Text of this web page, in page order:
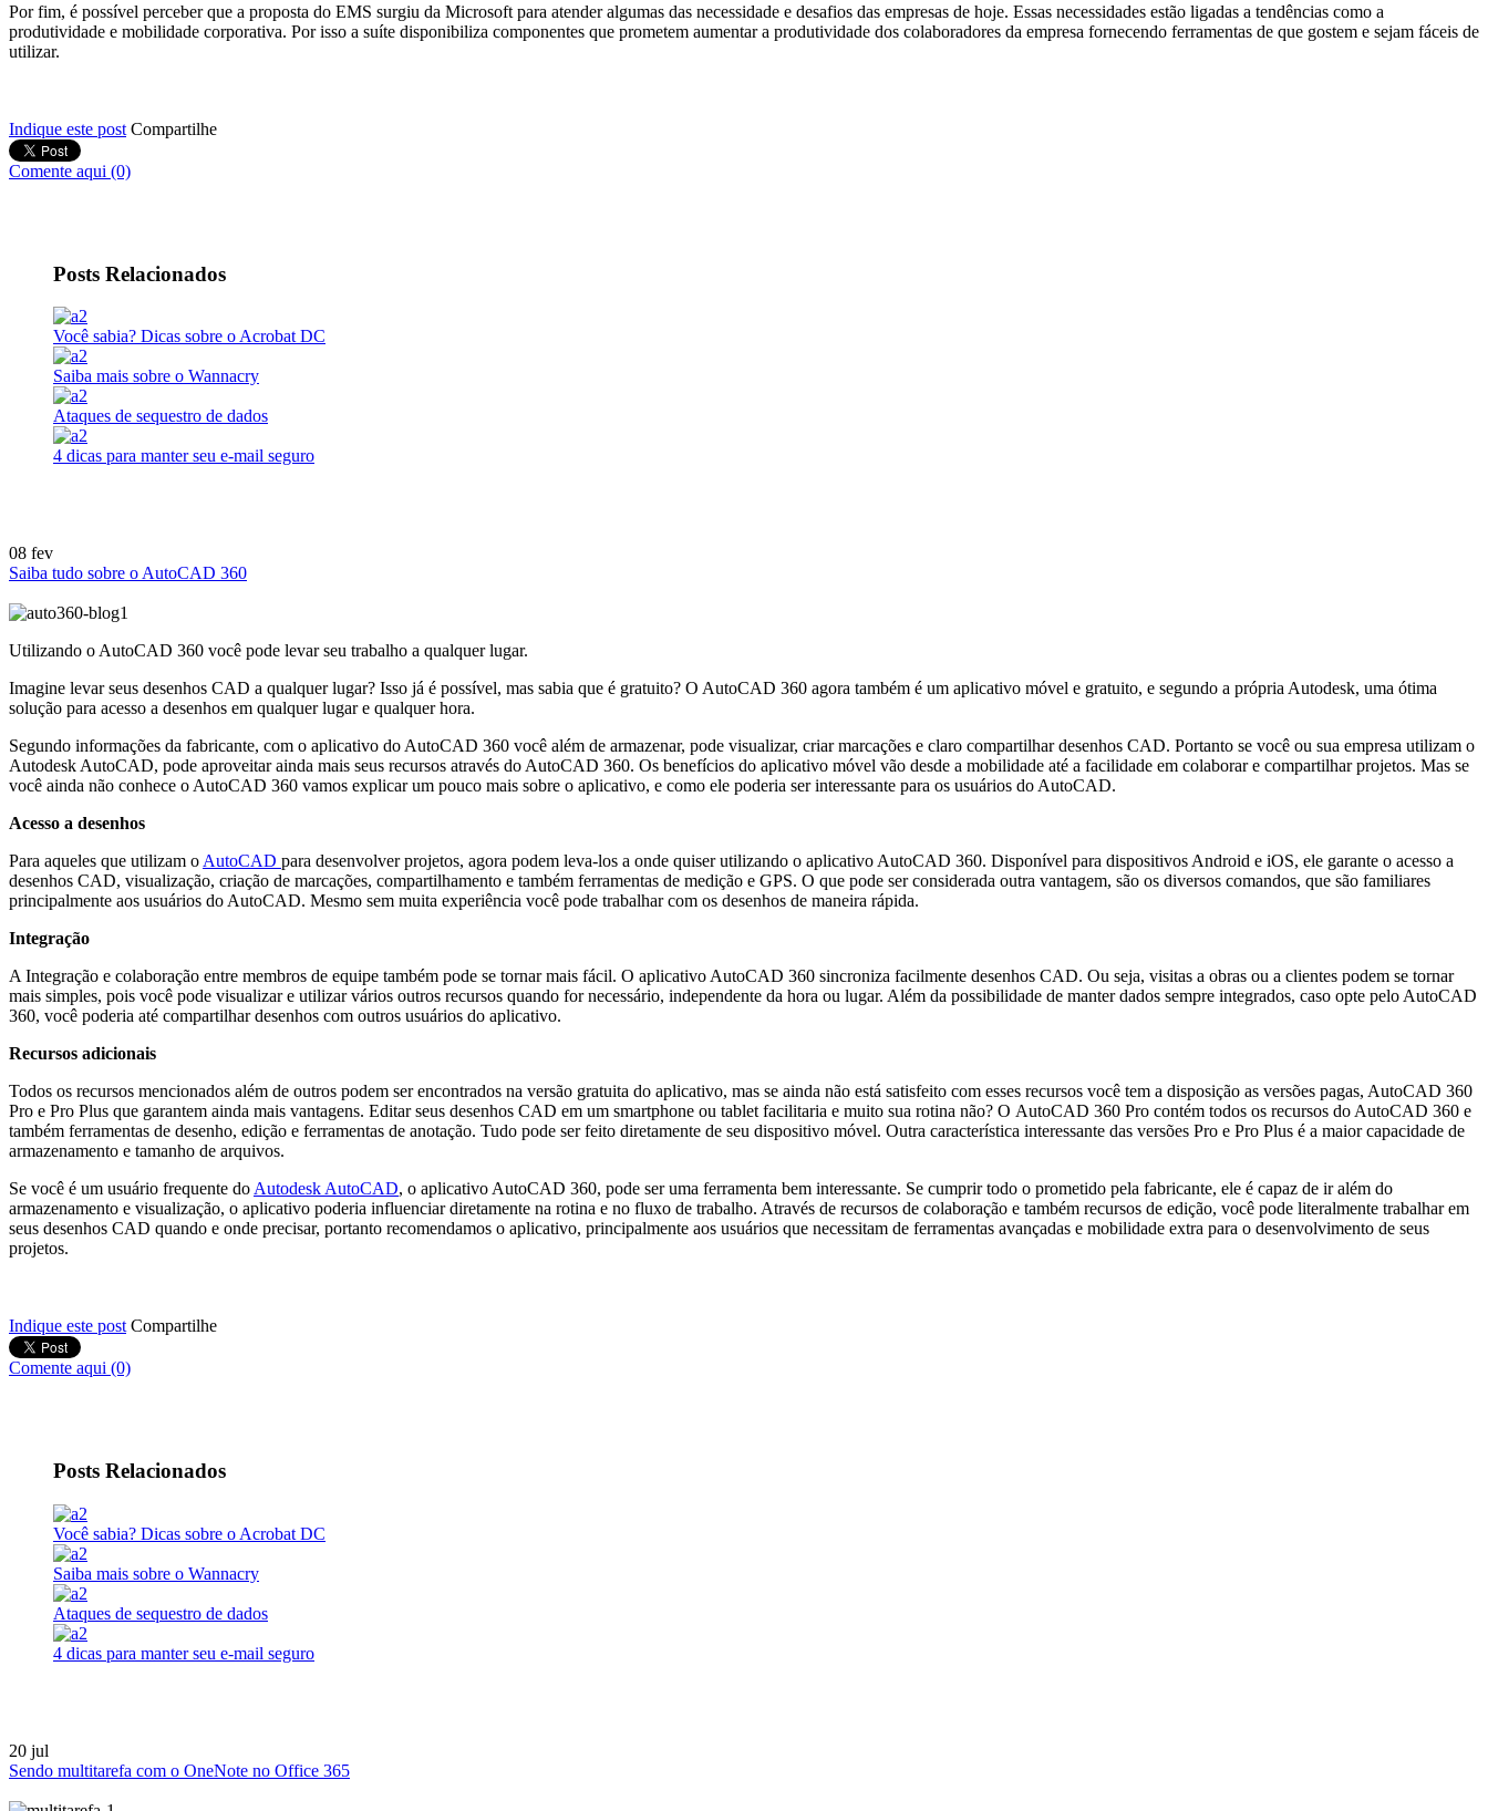
Por fim, é possível perceber que a proposta do EMS surgiu da Microsoft para atender algumas das necessidade e desafios das empresas de hoje. Essas necessidades estão ligadas a tendências como a
produtividade e mobilidade corporativa. Por isso a suíte disponibiliza componentes que prometem aumentar a produtividade dos colaboradores da empresa fornecendo ferramentas de que gostem e sejam fáceis de
utilizar.
Indique este post Compartilhe
Comente aqui (0)
Posts Relacionados
Você sabia? Dicas sobre o Acrobat DC
Saiba mais sobre o Wannacry
Ataques de sequestro de dados
4 dicas para manter seu e-mail seguro
08 fev
Saiba tudo sobre o AutoCAD 360
Utilizando o AutoCAD 360 você pode levar seu trabalho a qualquer lugar.
Imagine levar seus desenhos CAD a qualquer lugar? Isso já é possível, mas sabia que é gratuito? O AutoCAD 360 agora também é um aplicativo móvel e gratuito, e segundo a própria Autodesk, uma ótima
solução para acesso a desenhos em qualquer lugar e qualquer hora.
Segundo informações da fabricante, com o aplicativo do AutoCAD 360 você além de armazenar, pode visualizar, criar marcações e claro compartilhar desenhos CAD. Portanto se você ou sua empresa utilizam o
Autodesk AutoCAD, pode aproveitar ainda mais seus recursos através do AutoCAD 360. Os benefícios do aplicativo móvel vão desde a mobilidade até a facilidade em colaborar e compartilhar projetos. Mas se
você ainda não conhece o AutoCAD 360 vamos explicar um pouco mais sobre o aplicativo, e como ele poderia ser interessante para os usuários do AutoCAD.
Acesso a desenhos
Para aqueles que utilizam o AutoCAD para desenvolver projetos, agora podem leva-los a onde quiser utilizando o aplicativo AutoCAD 360. Disponível para dispositivos Android e iOS, ele garante o acesso a
desenhos CAD, visualização, criação de marcações, compartilhamento e também ferramentas de medição e GPS. O que pode ser considerada outra vantagem, são os diversos comandos, que são familiares
principalmente aos usuários do AutoCAD. Mesmo sem muita experiência você pode trabalhar com os desenhos de maneira rápida.
Integração
A Integração e colaboração entre membros de equipe também pode se tornar mais fácil. O aplicativo AutoCAD 360 sincroniza facilmente desenhos CAD. Ou seja, visitas a obras ou a clientes podem se tornar
mais simples, pois você pode visualizar e utilizar vários outros recursos quando for necessário, independente da hora ou lugar. Além da possibilidade de manter dados sempre integrados, caso opte pelo AutoCAD
360, você poderia até compartilhar desenhos com outros usuários do aplicativo.
Recursos adicionais
Todos os recursos mencionados além de outros podem ser encontrados na versão gratuita do aplicativo, mas se ainda não está satisfeito com esses recursos você tem a disposição as versões pagas, AutoCAD 360
Pro e Pro Plus que garantem ainda mais vantagens. Editar seus desenhos CAD em um smartphone ou tablet facilitaria e muito sua rotina não? O AutoCAD 360 Pro contém todos os recursos do AutoCAD 360 e
também ferramentas de desenho, edição e ferramentas de anotação. Tudo pode ser feito diretamente de seu dispositivo móvel. Outra característica interessante das versões Pro e Pro Plus é a maior capacidade de
armazenamento e tamanho de arquivos.
Se você é um usuário frequente do Autodesk AutoCAD, o aplicativo AutoCAD 360, pode ser uma ferramenta bem interessante. Se cumprir todo o prometido pela fabricante, ele é capaz de ir além do
armazenamento e visualização, o aplicativo poderia influenciar diretamente na rotina e no fluxo de trabalho. Através de recursos de colaboração e também recursos de edição, você pode literalmente trabalhar em
seus desenhos CAD quando e onde precisar, portanto recomendamos o aplicativo, principalmente aos usuários que necessitam de ferramentas avançadas e mobilidade extra para o desenvolvimento de seus
projetos.
Indique este post Compartilhe
Comente aqui (0)
Posts Relacionados
Você sabia? Dicas sobre o Acrobat DC
Saiba mais sobre o Wannacry
Ataques de sequestro de dados
4 dicas para manter seu e-mail seguro
20 jul
Sendo multitarefa com o OneNote no Office 365